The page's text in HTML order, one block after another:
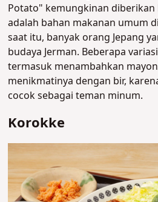
Potato" kemungkinan diberikan
adalah bahan makanan umum
saat itu, banyak orang Jepang
budaya Jerman. Beberapa
termasuk menambahkan
menikmatinya dengan bir,
cocok sebagai teman minum.
Korokke